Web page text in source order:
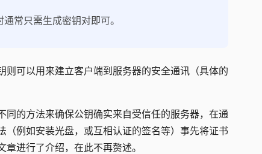
常只需生成密钥对即可。
可以用来建立客户端到服务器的安全通讯（具体的
的方法来确保公钥确实来自受信任的服务器，在通
例如安装光盘，或互相认证的签名等）事先将证书
进行了介绍，在此不再赘述。